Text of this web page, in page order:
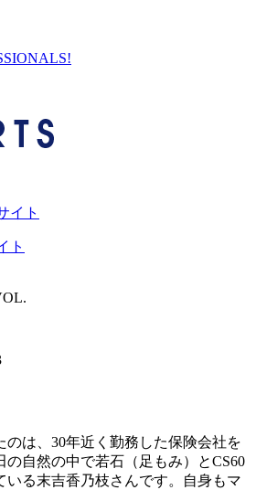
ト
のは、30年近く勤務した保険会社を
の自然の中で若石（足もみ）とCS60
いる末吉香乃枝さんです。自身もマ